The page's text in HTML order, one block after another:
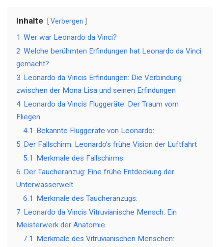
Inhalte Verbergen
1 Wer war Leonardo da Vinci?
2 Welche berühmten Erfindungen hat Leonardo da Vinci
gemacht?
3 Leonardo da Vincis Erfindungen: Die Verbindung
zwischen der Mona Lisa und seinen Erfindungen
4 Leonardo da Vincis Fluggeräte: Der Traum vom
Fliegen
4.1 Bekannte Fluggeräte von Leonardo:
5 Der Fallschirm: Leonardo’s frühe Vision der Luftfahrt
5.1 Merkmale des Fallschirms:
6 Der Taucheranzug: Eine frühe Entdeckung der
Unterwasserwelt
6.1 Merkmale des Taucheranzugs:
7 Leonardo da Vincis Vitruvianische Mensch: Ein
Meisterwerk der Anatomie
7.1 Merkmale des Vitruvianischen Menschen: